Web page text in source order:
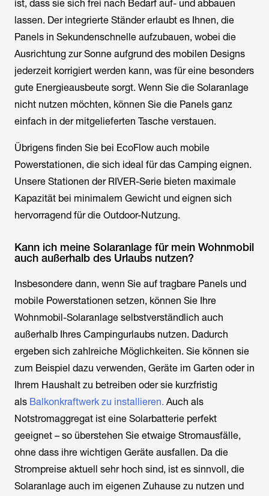
ist, dass sie sich frei nach Bedarf auf- und abbauen
lassen. Der integrierte Ständer erlaubt es Ihnen, die
Panels in Sekundenschnelle aufzubauen, wobei die
Ausrichtung zur Sonne aufgrund des mobilen Designs
jederzeit korrigiert werden kann, was für eine besonders
gute Energieausbeute sorgt. Wenn Sie die Solaranlage
nicht nutzen möchten, können Sie die Panels ganz
einfach in der mitgelieferten Tasche verstauen.
Übrigens finden Sie bei EcoFlow auch mobile
Powerstationen, die sich ideal für das Camping eignen.
Unsere Stationen der RIVER-Serie bieten maximale
Kapazität bei minimalem Gewicht und eignen sich
hervorragend für die Outdoor-Nutzung.
Kann ich meine Solaranlage für mein Wohnmobil
auch außerhalb des Urlaubs nutzen?
Insbesondere dann, wenn Sie auf tragbare Panels und
mobile Powerstationen setzen, können Sie Ihre
Wohnmobil-Solaranlage selbstverständlich auch
außerhalb Ihres Campingurlaubs nutzen. Dadurch
ergeben sich zahlreiche Möglichkeiten. Sie können sie
zum Beispiel dazu verwenden, Geräte im Garten oder in
Ihrem Haushalt zu betreiben oder sie kurzfristig
als Balkonkraftwerk zu installieren. Auch als
Notstromaggregat ist eine Solarbatterie perfekt
geeignet – so überstehen Sie etwaige Stromausfälle,
ohne dass ihre wichtigen Geräte ausfallen. Da die
Strompreise aktuell sehr hoch sind, ist es sinnvoll, die
Solaranlage auch im eigenen Zuhause zu nutzen und